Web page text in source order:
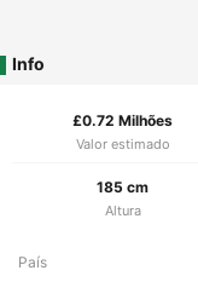
Info
£0.72 Milhões
Valor estimado
185 cm
Altura
País